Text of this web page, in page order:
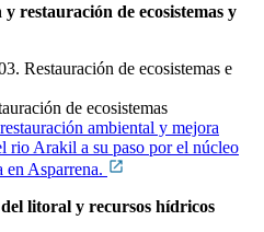
restauración de ecosistemas y
Restauración de ecosistemas e
de ecosistemas
ambiental y mejora
rio Arakil a su paso por el núcleo
en Asparrena.
litoral y recursos hídricos